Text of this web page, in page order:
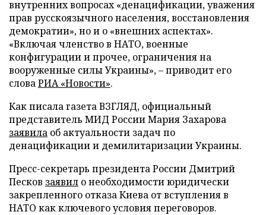
внутренних вопросах «денацификации, уважения
прав русскоязычного населения, восстановления
демократии», но и о «внешних аспектах».
«Включая членство в НАТО, военные
конфигурации и прочее, ограничения на
вооруженные силы Украины», – приводит его
словаРИА «Новости».
Как писала газета ВЗГЛЯД, официальный
представитель МИД России Мария Захарова
заявила об актуальности задач по
денацификации и демилитаризации Украины.
Пресс-секретарь президента России Дмитрий
Песков заявил о необходимости юридически
закрепленного отказа Киева от вступления в
НАТО как ключевого условия переговоров.